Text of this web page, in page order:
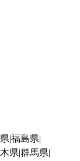
福島県
県 群馬県